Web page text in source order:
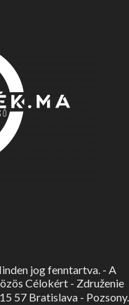
jog fenntartva. - A
Célokért - Združenie
57 Bratislava - Pozsony.